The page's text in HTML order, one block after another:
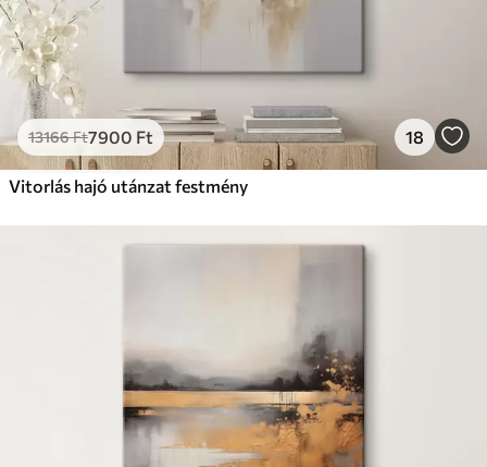
13166Ft7900 Ft 18
Vitorlás hajó utánzat festmény